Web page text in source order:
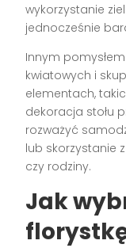
wykorzystanie
jednocześnie
Innym
kwiatowych i
elementach,
dekoracja stołu
rozważyć
lub skorzystanie
czy rodziny.
Jak